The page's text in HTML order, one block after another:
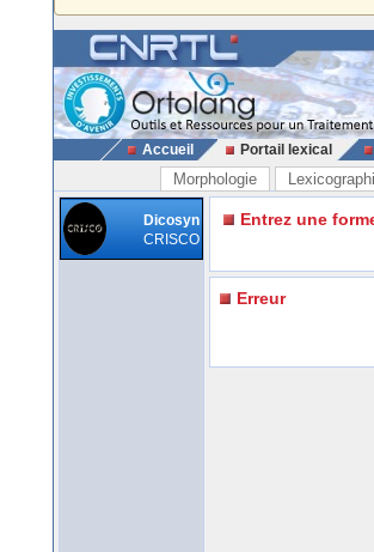
Accueil Portail lexical
Morphologie
Dicosyn
CRISCO
Entrez une
Erreur